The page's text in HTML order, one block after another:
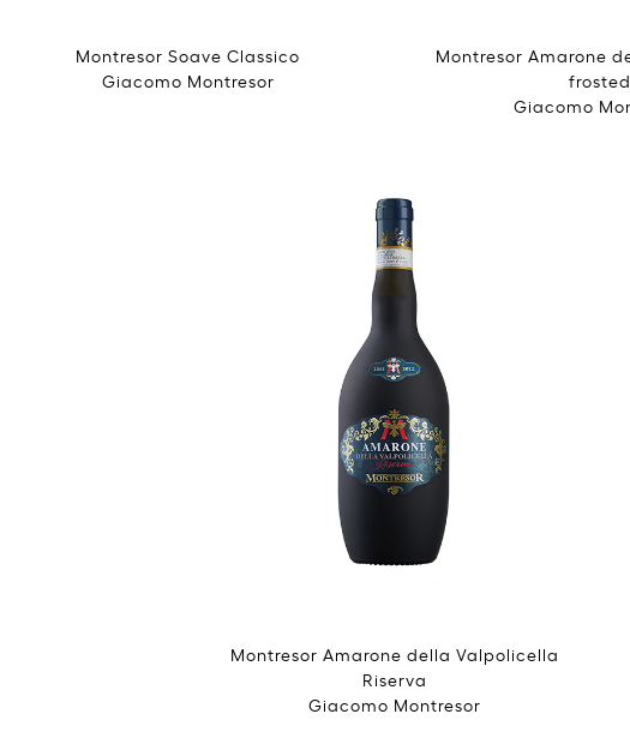
Montresor Soave Classico
Giacomo Montresor
Montresor Amarone
frosted
Giacomo
Montresor Amarone della Valpolicella
Riserva
Giacomo Montresor